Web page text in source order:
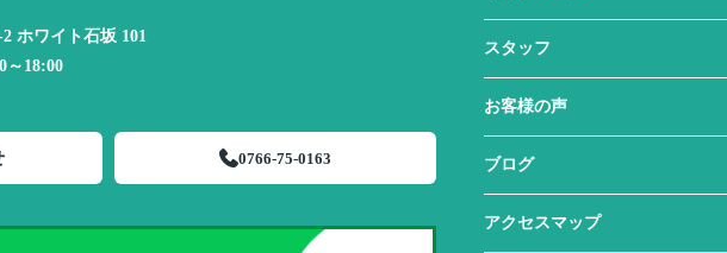
ホワイト石坂 101
18:00
0766-75-0163
スタッフ
お客様の声
ブログ
アクセスマップ